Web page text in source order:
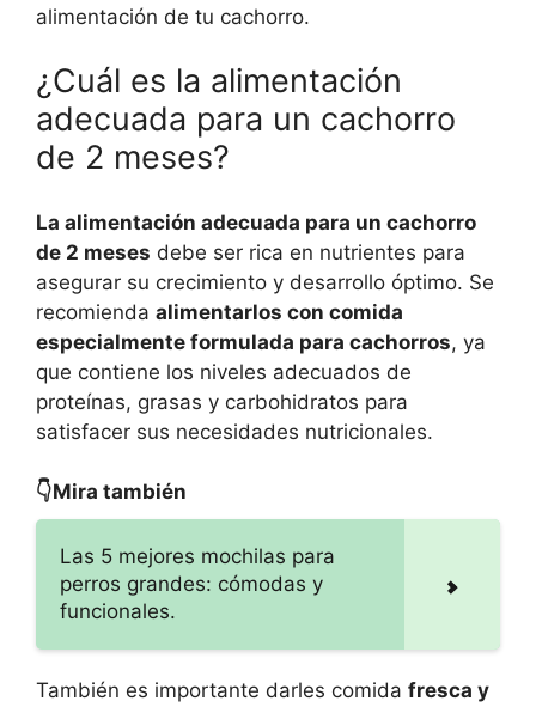
alimentación de tu cachorro.
¿Cuál es la alimentación
adecuada para un cachorro
de 2 meses?
La alimentación adecuada para un cachorro
de 2 meses debe ser rica en nutrientes para
asegurar su crecimiento y desarrollo óptimo. Se
recomienda alimentarlos con comida
especialmente formulada para cachorros, ya
que contiene los niveles adecuados de
proteínas, grasas y carbohidratos para
satisfacer sus necesidades nutricionales.
👇Mira también
Las 5 mejores mochilas para
perros grandes: cómodas y
funcionales.
También es importante darles comida fresca y